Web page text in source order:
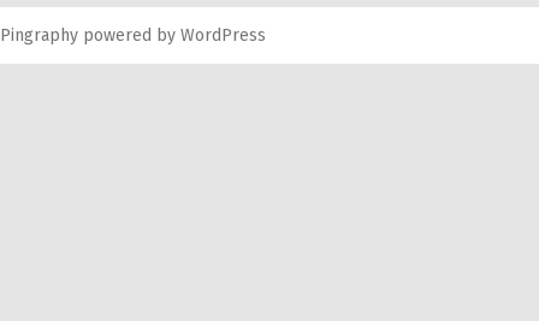
Pingraphy powered by WordPress